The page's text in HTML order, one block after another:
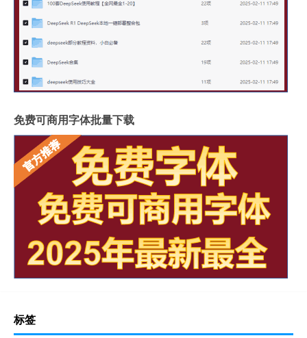
免费可商用字体批量下载
标签